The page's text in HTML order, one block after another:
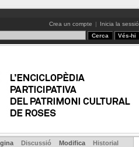
Crea un compte | Inicia la sessió
Discussió Modifica Historial